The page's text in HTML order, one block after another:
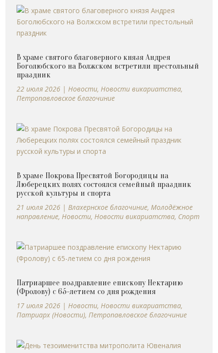
В храме святого благоверного князя Андрея
Боголюбского на Волжском встретили престольный
праздник
22 июля 2026 |Новости,Новости викариатства,
Петропавловское благочиние
В храме Покрова Пресвятой Богородицы на
Люберецких полях состоялся семейный праздник
русской культуры и спорта
21 июля 2026 |Влахернское благочиние,Молодёжное
направление,Новости,Новости викариатства, Спорт
Патриаршее поздравление епископу Нектарию
(Фролову) с 65-летием со дня рождения
17 июля 2026 |Новости,Новости викариатства,
Патриарх (Новости),Петропавловское благочиние